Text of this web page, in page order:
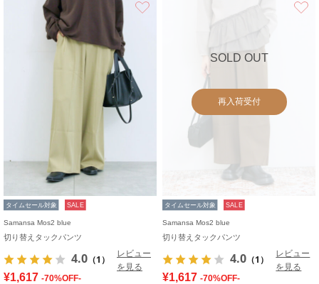
タイムセール対象 SALE
Samansa Mos2 blue
切り替えタックパンツ
4.0 （1）
レビュー
を見る
¥1,617 -70%OFF-
SOLD OUT
再入荷受付
タイムセール対象 SALE
Samansa Mos2 blue
切り替えタックパンツ
4.0 （1）
レビュー
を見る
¥1,617 -70%OFF-